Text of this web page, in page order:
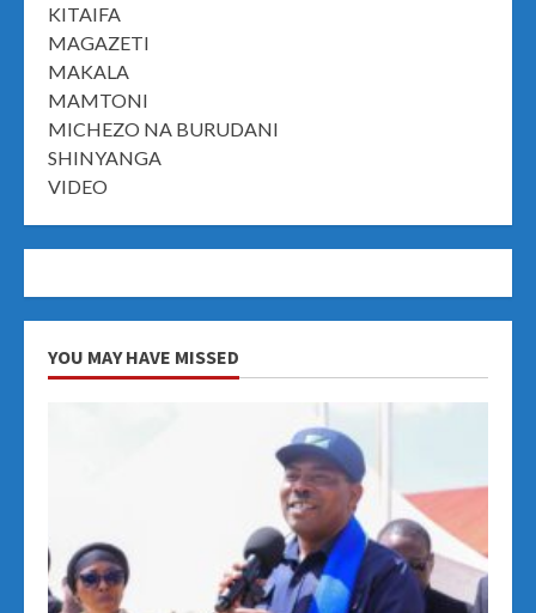
KITAIFA
MAGAZETI
MAKALA
MAMTONI
MICHEZO NA BURUDANI
SHINYANGA
VIDEO
YOU MAY HAVE MISSED